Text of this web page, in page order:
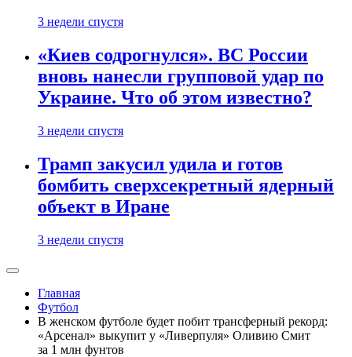
3 недели спустя
«Киев содрогнулся». ВС России
вновь нанесли групповой удар по
Украине. Что об этом известно?
3 недели спустя
Трамп закусил удила и готов
бомбить сверхсекретный ядерный
объект в Иране
3 недели спустя
Главная
Футбол
В женском футболе будет побит трансферный рекорд:
«Арсенал» выкупит у «Ливерпуля» Оливию Смит
за 1 млн фунтов